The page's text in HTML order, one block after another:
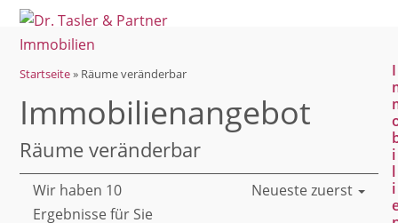
SkipOpen
mobile
menu
Close
mobile
menu
Startseite» Räume veränderbar
Immobilien­angebot
Räume veränderbar
Wir haben 10
Ergebnisse für Sie
Neueste zuerst
I
i
l
i